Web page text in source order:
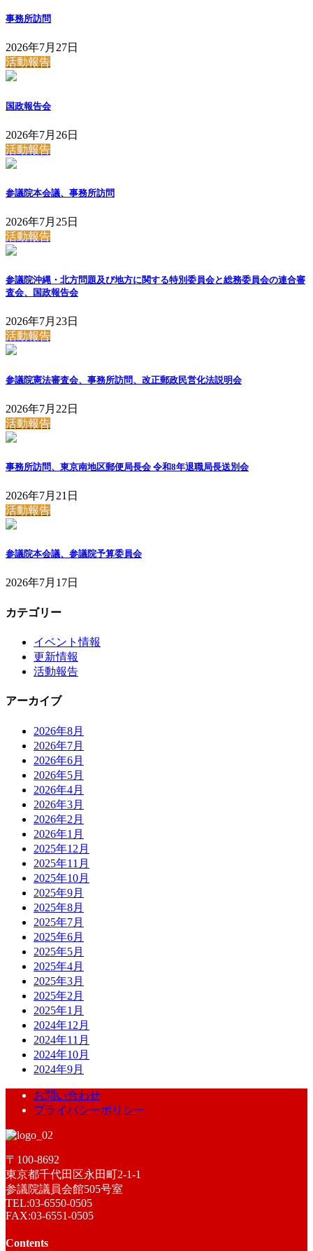
事務所訪問
2026年7月27日
活動報告
国政報告会
2026年7月26日
活動報告
参議院本会議、事務所訪問
2026年7月25日
活動報告
参議院沖縄・北方問題及び地方に関する特別委員会と総務委員会の連合審
査会、国政報告会
2026年7月23日
活動報告
参議院憲法審査会、事務所訪問、改正郵政民営化法説明会
2026年7月22日
活動報告
事務所訪問、東京南地区郵便局長会 令和8年退職局長送別会
2026年7月21日
活動報告
参議院本会議、参議院予算委員会
2026年7月17日
カテゴリー
イベント情報
更新情報
活動報告
アーカイブ
2026年8月
2026年7月
2026年6月
2026年5月
2026年4月
2026年3月
2026年2月
2026年1月
2025年12月
2025年11月
2025年10月
2025年9月
2025年8月
2025年7月
2025年6月
2025年5月
2025年4月
2025年3月
2025年2月
2025年1月
2024年12月
2024年11月
2024年10月
2024年9月
お問い合わせ
プライバシーポリシー
〒100-8692
東京都千代田区永田町2-1-1
参議院議員会館505号室
TEL:03-6550-0505
FAX:03-6551-0505
Contents